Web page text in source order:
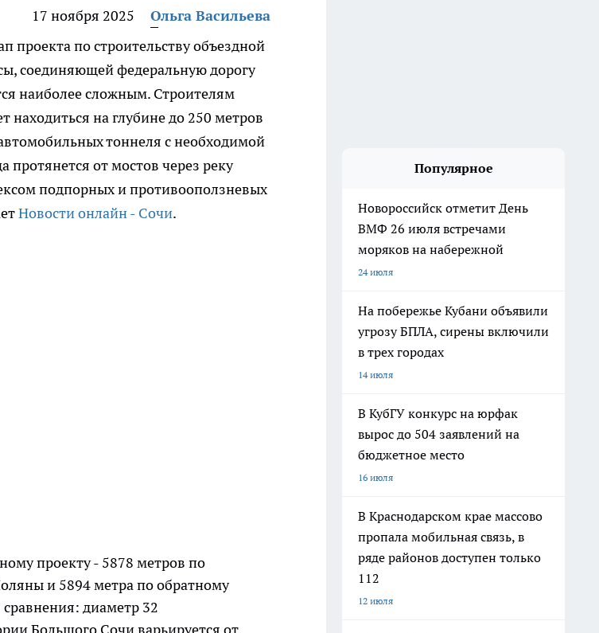
17 ноября 2025
Ольга Васильева
проекта по строительству объездной
соединяющей федеральную дорогу
наиболее сложным. Строителям
находиться на глубине до 250 метров
тоннеля с необходимой
протянется от мостов через реку
подпорных и противооползневых
Новости онлайн - Сочи.
проекту - 5878 метров по
и 5894 метра по обратному
диаметр 32
Популярное
Новороссийск отметит День
ВМФ 26 июля встречами
моряков на набережной
24 июля
На побережье Кубани объявили
угрозу БПЛА, сирены включили
в трех городах
14 июля
В КубГУ конкурс на юрфак
вырос до 504 заявлений на
бюджетное место
16 июля
В Краснодарском крае массово
пропала мобильная связь, в
ряде районов доступен только
112
12 июля